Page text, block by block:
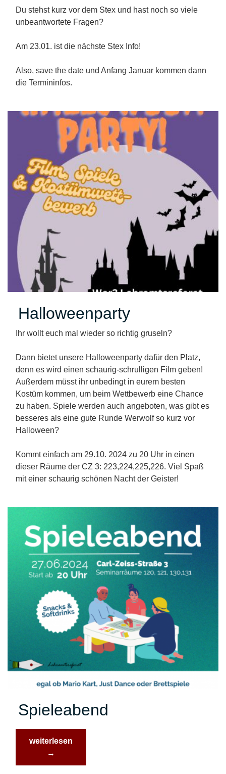
Du stehst kurz vor dem Stex und hast noch so viele
unbeantwortete Fragen?
Am 23.01. ist die nächste Stex Info!
Also, save the date und Anfang Januar kommen dann
die Termininfos.
Halloweenparty
Ihr wollt euch mal wieder so richtig gruseln?
Dann bietet unsere Halloweenparty dafür den Platz,
denn es wird einen schaurig-schrulligen Film geben!
Außerdem müsst ihr unbedingt in eurem besten
Kostüm kommen, um beim Wettbewerb eine Chance
zu haben. Spiele werden auch angeboten, was gibt es
besseres als eine gute Runde Werwolf so kurz vor
Halloween?
Kommt einfach am 29.10. 2024 zu 20 Uhr in einen
dieser Räume der CZ 3: 223,224,225,226. Viel Spaß
mit einer schaurig schönen Nacht der Geister!
Spieleabend
“Spieleabend”
weiterlesen
→